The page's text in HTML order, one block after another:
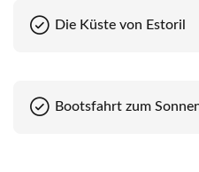
Straßenbahnen, das
Während Ihrer Reise
Die Küste von Estoril
Bootsfahrt zum